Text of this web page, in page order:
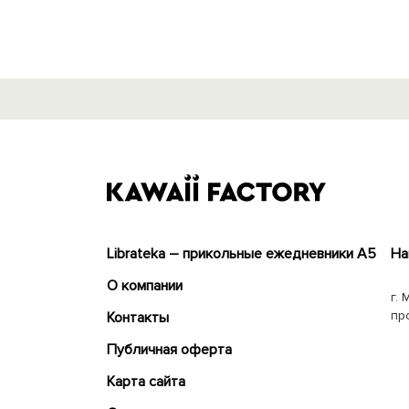
Librateka – прикольные ежедневники А5
О компании
Контакты
Публичная оферта
Карта сайта
г.